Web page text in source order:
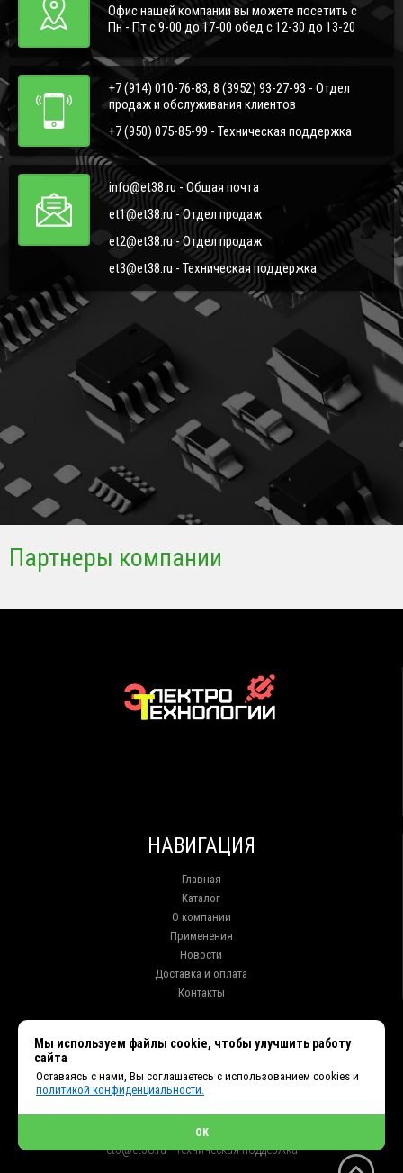
Офис нашей компании вы можете посетить с
Пн - Пт с 9-00 до 17-00 обед с 12-30 до 13-20
+7 (914) 010-76-83, 8 (3952) 93-27-93 - Отдел
продаж и обслуживания клиентов
+7 (950) 075-85-99 - Техническая поддержка
info@et38.ru - Общая почта
et1@et38.ru - Отдел продаж
et2@et38.ru - Отдел продаж
et3@et38.ru - Техническая поддержка
Партнеры компании
НАВИГАЦИЯ
Главная
Каталог
О компании
Применения
Новости
Доставка и оплата
Контакты
+7 (914) 010-76-83, 8 (3952) 93-27-93 - Отдел продаж
+7 (950) 075-85-99 - Техническая поддержка
et2@et38.ru - Отдел продаж
et3@et38.ru - Техническая поддержка
Мы используем файлы cookie, чтобы улучшить работу
сайта
Оставаясь с нами, Вы соглашаетесь с использованием cookies и
политикой конфиденциальности.
OK